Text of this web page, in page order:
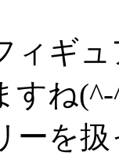
ィギ
すね
ーを